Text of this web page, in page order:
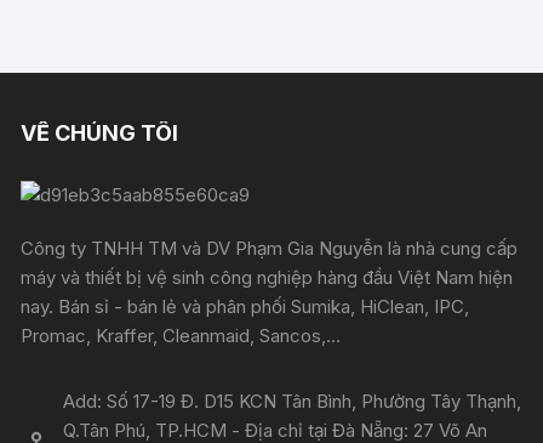
VỀ CHÚNG TÔI
Công ty TNHH TM và DV Phạm Gia Nguyễn là nhà cung cấp
máy và thiết bị vệ sinh công nghiệp hàng đầu Việt Nam hiện
nay. Bán sỉ - bán lẻ và phân phối Sumika, HiClean, IPC,
Promac, Kraffer, Cleanmaid, Sancos,...
Add: Số 17-19 Đ. D15 KCN Tân Bình, Phường Tây Thạnh,
Q.Tân Phú, TP.HCM - Địa chỉ tại Đà Nẵng: 27 Võ An